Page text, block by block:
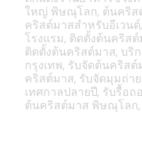
ใหญ่ พิษณุโลก, ต้นคริส
คริสต์มาสสำหรับอีเวนต์,
โรงแรม, ติดตั้งต้นคริส
ติดตั้งต้นคริสต์มาส, บริ
กรุงเทพ, รับจัดต้นคริส
คริสต์มาส, รับจัดมุมถ่า
เทศกาลปลายปี, รับรื้อถ
ต้นคริสต์มาส พิษณุโลก,